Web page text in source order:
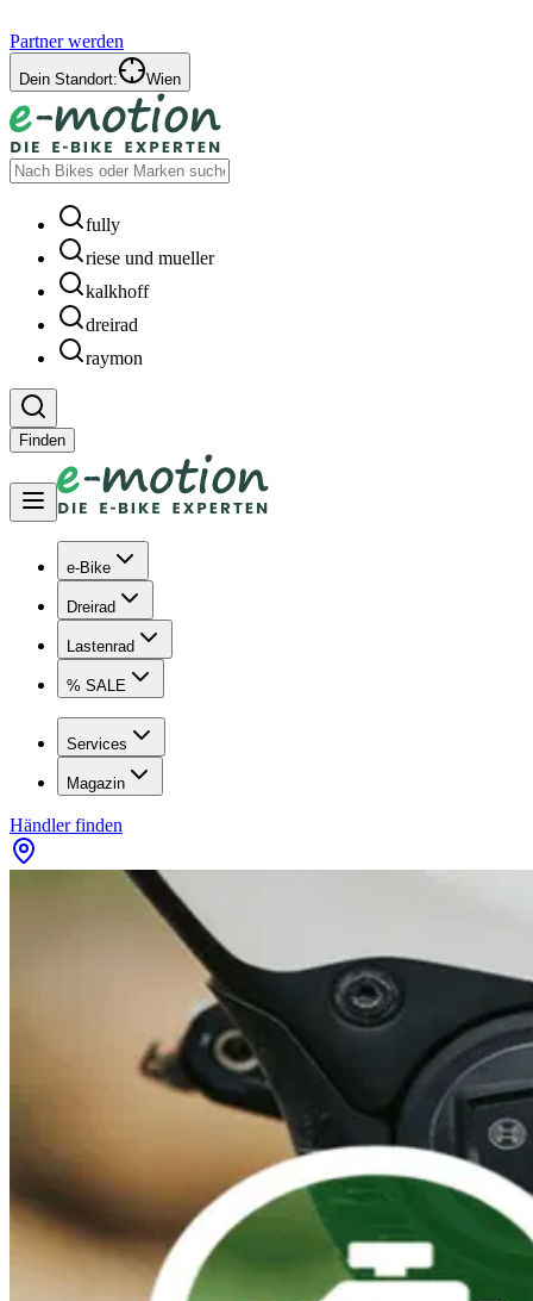
Partner werden
Dein Standort: Wien
fully
riese und mueller
kalkhoff
dreirad
raymon
Finden
e-Bike
Dreirad
Lastenrad
% SALE
Services
Magazin
Händler finden